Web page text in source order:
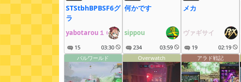
STStbhBPBSF6グ
ラ
yabotarou１６
15 03:30
何かです
sippou
234 03:59
メカ
ヴァギサイ
19 02:19
パルワールド
Overwatch アラド戦記